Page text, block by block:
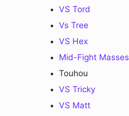
VS Tord
Vs Tree
VS Hex
Mid-Fight Masses
Touhou
VS Tricky
VS Matt